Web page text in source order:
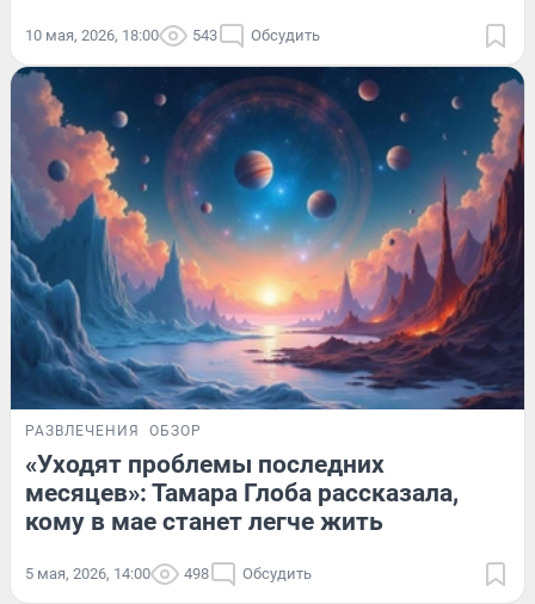
10 мая, 2026, 18:00 543 Обсудить
РАЗВЛЕЧЕНИЯ ОБЗОР
«Уходят проблемы последних
месяцев»: Тамара Глоба рассказала,
кому в мае станет легче жить
5 мая, 2026, 14:00 498 Обсудить